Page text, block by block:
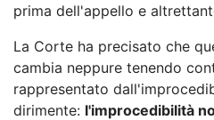
prima dell'appello e
La Corte ha precisato che
cambia neppure tenendo
rappresentato
dirimente: l'improcedibilità